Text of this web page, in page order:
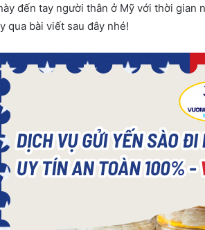
đến tay người thân ở Mỹ với thời gian
qua bài viết sau đây nhé!